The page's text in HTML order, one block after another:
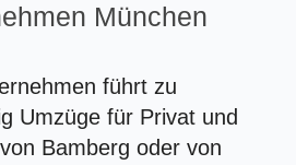
München
führt zu
Umzüge für Privat und
Bamberg oder von